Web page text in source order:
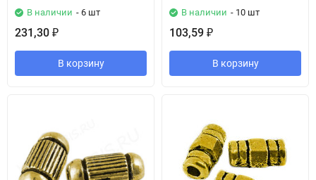
В наличии - 6 шт
231,30 ₽
В корзину
В наличии - 10 шт
103,59 ₽
В корзину